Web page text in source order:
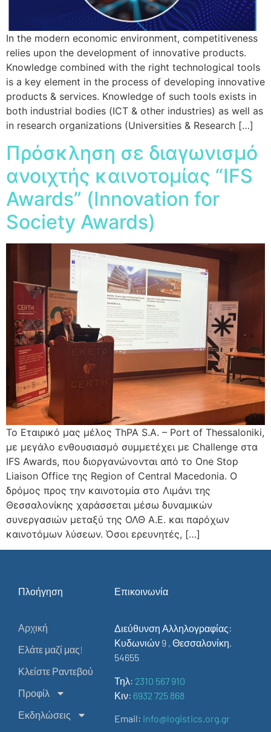
In the modern economic environment, competitiveness
relies upon the development of innovative products.
Knowledge combined with the right technological tools
is a key element in the process of developing innovative
products & services. Knowledge of such tools exists in
both industrial bodies (ΙCΤ & other industries) as well as
in research organizations (Universities & Research […]
Πρόσκληση σε διαγωνισμό
ανοιχτής καινοτομίας “IFS
Awards” (Ιnnovation for
Society Awards)
Το Εταιρικό μας μέλος ThPA S.A. – Port of Thessaloniki,
με μεγάλο ενθουσιασμό συμμετέχει με Challenge στα
IFS Awards, που διοργανώνονται από το One Stop
Liaison Office της Region of Central Macedonia. Ο
δρόμος προς την καινοτομία στο Λιμάνι της
Θεσσαλονίκης χαράσσεται μέσω δυναμικών
συνεργασιών μεταξύ της ΟΛΘ Α.Ε. και παρόχων
καινοτόμων λύσεων. Όσοι ερευνητές, […]
Πλοήγηση
Αρχική
Ελάτε μαζί μας!
Κλείστε Ραντεβού
Προφίλ
Εκδηλώσεις
Επικοινωνία
Διεύθυνση Αλληλογραφίας:
Κυδωνιών 9 , Θεσσαλονίκη,
54655
Τηλ: 2310 567 910
Κιν: 6932 725 868
Email: info@logistics.org.gr